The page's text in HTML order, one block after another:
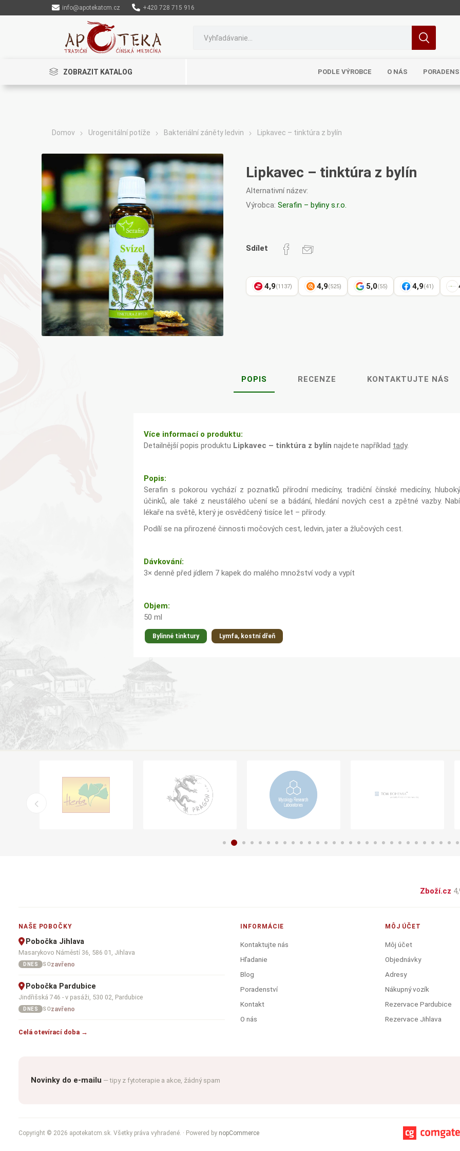
info@apotekatcm.cz +420 728 715 916
ZOBRAZIT KATALOG PODLE VÝROBCE
Cannaderm Henep Organic India
Bylinky TČM
G&G
Vitamins
Ecce Vita
s.r.o.
Lavylites
Bylinné
Lakshmi-
Korejský
O NÁS
Domov Urogenitální potíže Bakteriální záněty ledvin Lipkavec – tinktúra z bylín
Lipkavec – tinktúra z bylín
Alternativní název:
Výrobca: Serafin – byliny s.r.o.
Sdílet
4,9(1137) 4,9(525) 5,0(55) 4,9(41)
POPIS RECENZE KONTAKTUJTE NÁS
Více informací o produktu:
Detailnější popis produktu Lipkavec – tinktúra z bylín najdete například tady.
Popis:
Serafin s pokorou vychází z poznatků přírodní medicíny, tradiční čínské medicíny,
účinků, ale také z neustálého učení se a bádání, hledání nových cest a zpětné vazby.
lékaře na světě, který je osvědčený tisíce let – přírody.
Podílí se na přirozené činnosti močových cest, ledvin, jater a žlučových cest.
Dávkování:
3× denně před jídlem 7 kapek do malého množství vody a vypít
Objem:
50 ml
Bylinné tinktury Lymfa, kostní dřeň
Zboží.cz
NAŠE POBOČKY
Pobočka Jihlava
Masarykovo Náměstí 36, 586 01, Jihlava
DNES SOzavřeno
Pobočka Pardubice
Jindřišská 746 - v pasáži, 530 02, Pardubice
DNES SOzavřeno
Celá otevírací doba →
INFORMÁCIE
Kontaktujte nás
Hľadanie
Blog
Poradenství
Kontakt
O nás
MÔJ ÚČET
Môj účet
Objednávky
Adresy
Nákupný vozík
Rezervace Pardubice
Rezervace Jihlava
Novinky do e-mailu — tipy z fytoterapie a akce, žádný spam
Copyright © 2026 apotekatcm.sk. Všetky práva vyhradené. · Powered by nopCommerce